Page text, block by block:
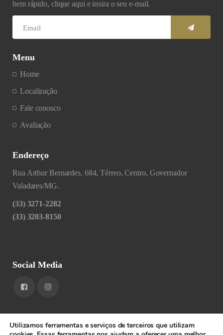
bem rápido, clique aqui e insira o seu e-mail.
Menu
Home
Localização
Fale conosco
Avaliação
Endereço
Rua Arthur Bernardes, 684, Térreo, Centro, Governador
Valadares/MG.
(33) 3271-2282
(33) 3203-8150
Social Media
Utilizamos ferramentas e serviços de terceiros que utilizam